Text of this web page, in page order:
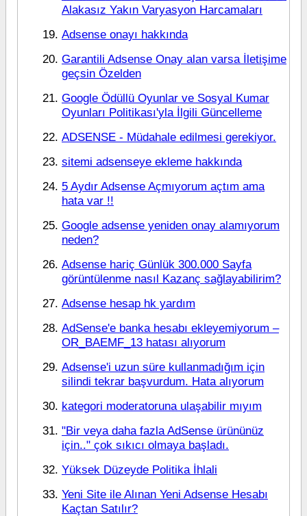
Alakasız Yakın Varyasyon Harcamaları
Adsense onayı hakkında
Garantili Adsense Onay alan varsa İletişime
geçsin Özelden
Google Ödüllü Oyunlar ve Sosyal Kumar
Oyunları Politikası'yla İlgili Güncelleme
ADSENSE - Müdahale edilmesi gerekiyor.
sitemi adsenseye ekleme hakkında
5 Aydır Adsense Açmıyorum açtım ama
hata var !!
Google adsense yeniden onay alamıyorum
neden?
Adsense hariç Günlük 300.000 Sayfa
görüntülenme nasıl Kazanç sağlayabilirim?
Adsense hesap hk yardım
AdSense'e banka hesabı ekleyemiyorum –
OR_BAEMF_13 hatası alıyorum
Adsense'i uzun süre kullanmadığım için
silindi tekrar başvurdum. Hata alıyorum
kategori moderatoruna ulaşabilir mıyım
"Bir veya daha fazla AdSense ürününüz
için.." çok sıkıcı olmaya başladı.
Yüksek Düzeyde Politika İhlali
Yeni Site ile Alınan Yeni Adsense Hesabı
Kaçtan Satılır?